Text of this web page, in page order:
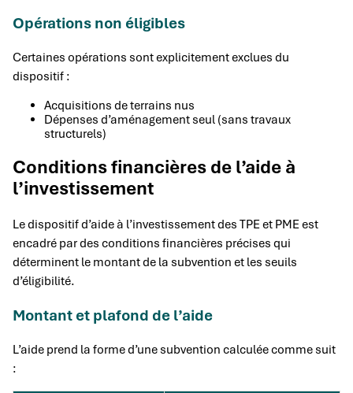
Opérations non éligibles
Certaines opérations sont explicitement exclues du
dispositif :
Acquisitions de terrains nus
Dépenses d’aménagement seul (sans travaux
structurels)
Conditions financières de l’aide à
l’investissement
Le dispositif d’aide à l’investissement des TPE et PME est
encadré par des conditions financières précises qui
déterminent le montant de la subvention et les seuils
d’éligibilité.
Montant et plafond de l’aide
L’aide prend la forme d’une subvention calculée comme suit
: